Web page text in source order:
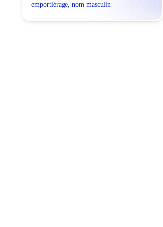
emportiérage, nom masculin